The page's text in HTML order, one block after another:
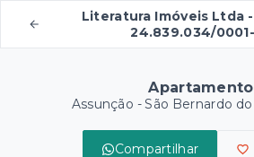
Literatura Imóveis Ltda -
24.839.034/
Apartamento
Assunção - São Bernardo
Compartilhar